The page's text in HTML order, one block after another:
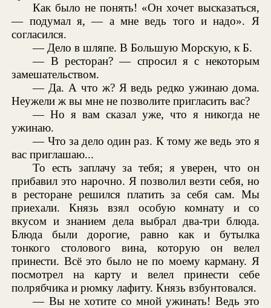
Как было не понять! «Он хочет высказаться,
— подумал я, — а мне ведь того и надо». Я
согласился.
— Дело в шляпе. В Большую Морскую, к Б.
— В ресторан? — спросил я с некоторым
замешательством.
— Да. А что ж? Я ведь редко ужинаю дома.
Неужели ж вы мне не позволите пригласить вас?
— Но я вам сказал уже, что я никогда не
ужинаю.
— Что за дело один раз. К тому же ведь это я
вас приглашаю...
То есть заплачу за тебя; я уверен, что он
прибавил это нарочно. Я позволил везти себя, но
в ресторане решился платить за себя сам. Мы
приехали. Князь взял особую комнату и со
вкусом и знанием дела выбрал два-три блюда.
Блюда были дорогие, равно как и бутылка
тонкого столового вина, которую он велел
принести. Всё это было не по моему карману. Я
посмотрел на карту и велел принести себе
полрябчика и рюмку лафиту. Князь взбунтовался.
— Вы не хотите со мной ужинать! Ведь это